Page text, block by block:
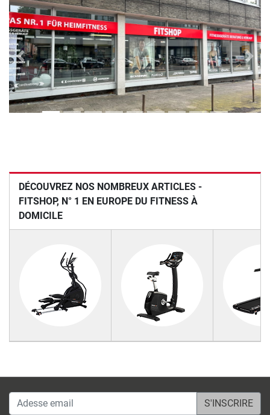
Previous Next
DÉCOUVREZ NOS NOMBREUX ARTICLES -
FITSHOP, N° 1 EN EUROPE DU FITNESS À
DOMICILE
Adesse email